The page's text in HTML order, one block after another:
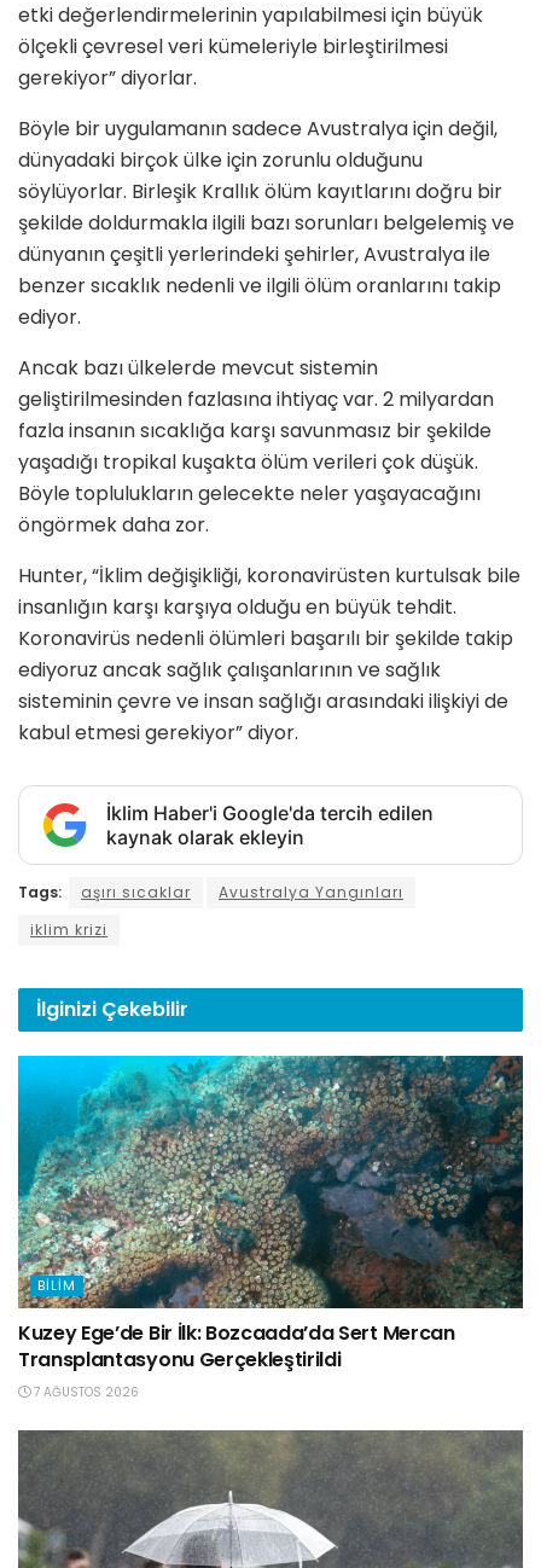
etki değerlendirmelerinin yapılabilmesi için büyük
ölçekli çevresel veri kümeleriyle birleştirilmesi
gerekiyor” diyorlar.
Böyle bir uygulamanın sadece Avustralya için değil,
dünyadaki birçok ülke için zorunlu olduğunu
söylüyorlar. Birleşik Krallık ölüm kayıtlarını doğru bir
şekilde doldurmakla ilgili bazı sorunları belgelemiş ve
dünyanın çeşitli yerlerindeki şehirler, Avustralya ile
benzer sıcaklık nedenli ve ilgili ölüm oranlarını takip
ediyor.
Ancak bazı ülkelerde mevcut sistemin
geliştirilmesinden fazlasına ihtiyaç var. 2 milyardan
fazla insanın sıcaklığa karşı savunmasız bir şekilde
yaşadığı tropikal kuşakta ölüm verileri çok düşük.
Böyle toplulukların gelecekte neler yaşayacağını
öngörmek daha zor.
Hunter, “İklim değişikliği, koronavirüsten kurtulsak bile
insanlığın karşı karşıya olduğu en büyük tehdit.
Koronavirüs nedenli ölümleri başarılı bir şekilde takip
ediyoruz ancak sağlık çalışanlarının ve sağlık
sisteminin çevre ve insan sağlığı arasındaki ilişkiyi de
kabul etmesi gerekiyor” diyor.
İklim Haber'i Google'da tercih edilen
kaynak olarak ekleyin
Tags: aşırı sıcaklar
Avustralya Yangınları
iklim krizi
İlginizi Çekebilir
BILIM
Kuzey Ege’de Bir İlk: Bozcaada’da Sert Mercan
Transplantasyonu Gerçekleştirildi
7 AĞUSTOS 2026